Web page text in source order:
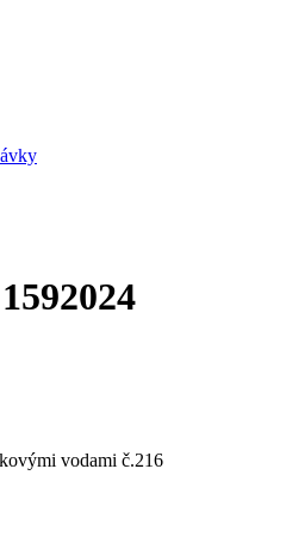
vodami č.216